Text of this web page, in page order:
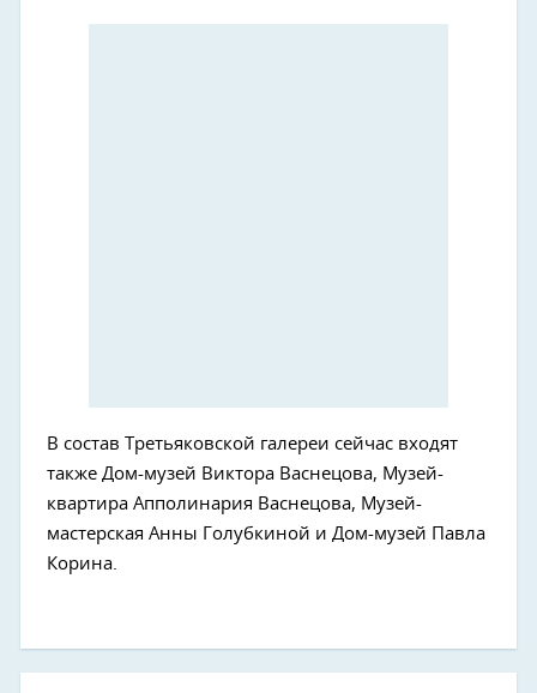
В состав Третьяковской галереи сейчас входят
также Дом-музей Виктора Васнецова, Музей-
квартира Апполинария Васнецова, Музей-
мастерская Анны Голубкиной и Дом-музей Павла
Корина.